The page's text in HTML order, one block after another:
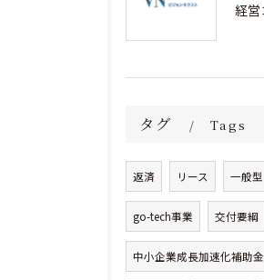
タグ Tags
返済 リース 一般型
go-tech事業 交付要綱
中小企業成長加速化補助金